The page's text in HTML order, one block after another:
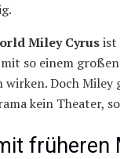
Miley Cyrusist
so einem
Doch Miley
kein Theater,
früheren